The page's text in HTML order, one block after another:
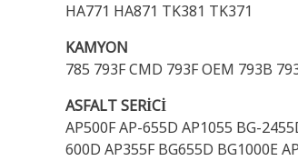
HA771 HA871 TK381 TK371
KAMYON
785 793F CMD 793F OEM 793B
ASFALT SERİCİ
AP500F AP-655D AP1055 BG-
600D AP355F BG655D BG1000E